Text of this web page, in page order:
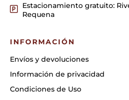
Estacionamiento gratuito:
Requena
INFORMACIÓN
Envíos y devoluciones
Información de privacidad
Condiciones de Uso